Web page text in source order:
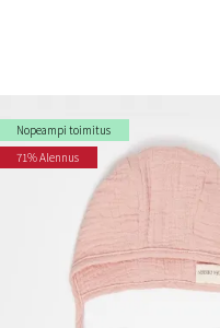
Nopeampi toimitus
71% Alennus